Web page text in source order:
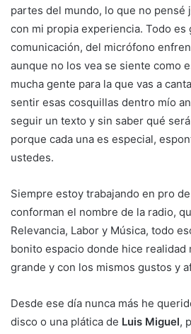
partes del mundo, lo que no pensé
con mi propia experiencia. Todo es
comunicación, del micrófono
aunque no los vea se siente como
mucha gente para la que vas a
sentir esas cosquillas dentro mío
seguir un texto y sin saber qué
porque cada una es especial,
ustedes.
Siempre estoy trabajando en pro
conforman el nombre de la radio,
Relevancia, Labor y Música, todo
bonito espacio donde hice realidad
grande y con los mismos gustos y
Desde ese día nunca más he
disco o una plática de Luis Miguel,